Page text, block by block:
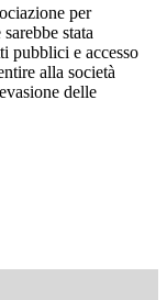
per
stata
pubblici e accesso
alla società
delle